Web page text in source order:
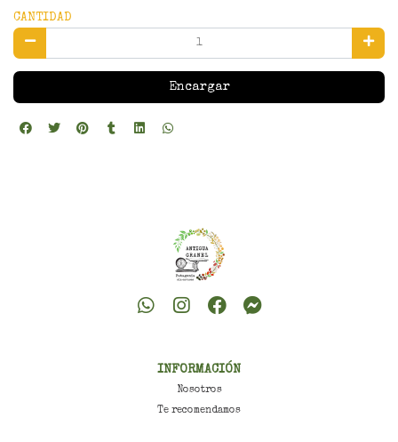
CANTIDAD
Encargar
INFORMACIÓN
Nosotros
Te recomendamos